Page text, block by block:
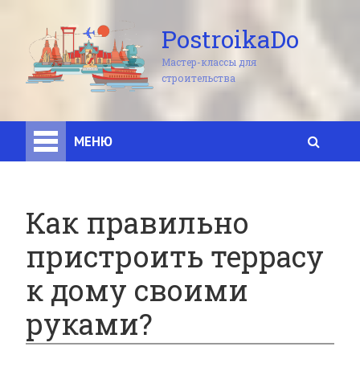
PostroikaDo
Мастер-классы для
строительства
МЕНЮ
Как правильно
пристроить террасу
к дому своими
руками?